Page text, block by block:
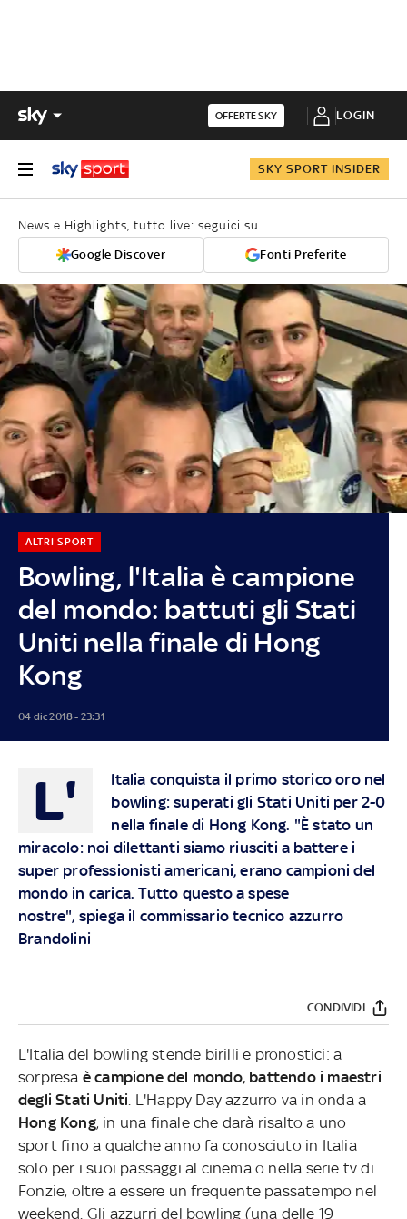
OFFERTE SKY LOGIN
SKY SPORT INSIDER
News e Highlights, tutto live: seguici su
Google Discover Fonti Preferite
Bowling, l'Italia è campione
del mondo: battuti gli Stati
Uniti nella finale di Hong
Kong
ALTRI SPORT
04 dic 2018 - 23:31
L'
Italia conquista il primo storico oro nel
bowling: superati gli Stati Uniti per 2-0
nella finale di Hong Kong. "È stato un
miracolo: noi dilettanti siamo riusciti a battere i
super professionisti americani, erano campioni del
mondo in carica. Tutto questo a spese
nostre", spiega il commissario tecnico azzurro
Brandolini
CONDIVIDI
L'Italia del bowling stende birilli e pronostici: a
sorpresa è campione del mondo, battendo i maestri
degli Stati Uniti . L'Happy Day azzurro va in onda a
Hong Kong, in una finale che darà risalto a uno
sport fino a qualche anno fa conosciuto in Italia
solo per i suoi passaggi al cinema o nella serie tv di
Fonzie, oltre a essere un frequente passatempo nel
weekend. Gli azzurri del bowling (una delle 19